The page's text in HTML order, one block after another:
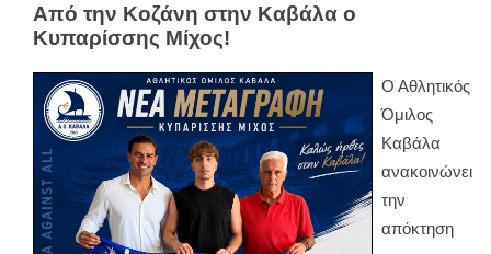
Από την Κοζάνη στην Καβάλα ο
Κυπαρίσσης Μίχος!
Ο Αθλητικός
Όμιλος
Καβάλα
ανακοινώνει
την
απόκτηση